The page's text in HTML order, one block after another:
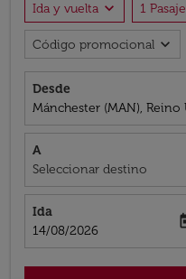
Ida y vuelta expand_more 1
Código promocional expand_more
Desde
Mánchester (MAN), Reino
A
Seleccionar destino
Ida
fc-booking-departure-
14/08/2026